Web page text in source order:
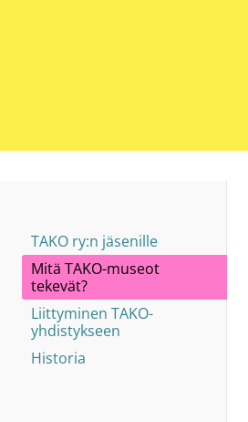
TAKO ry:n jäsenille
Mitä TAKO-museot
tekevät?
Liittyminen TAKO-
yhdistykseen
Historia